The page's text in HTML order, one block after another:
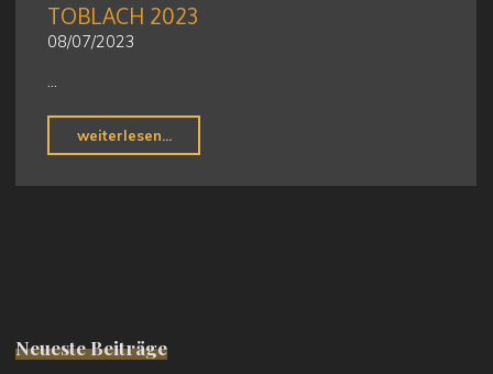
TOBLACH 2023
08/07/2023
weiterlesen...
2023"
Neueste Beiträge